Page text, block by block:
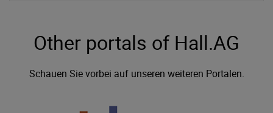
Other portals of Hall.AG
Schauen Sie vorbei auf unseren weiteren Portalen.